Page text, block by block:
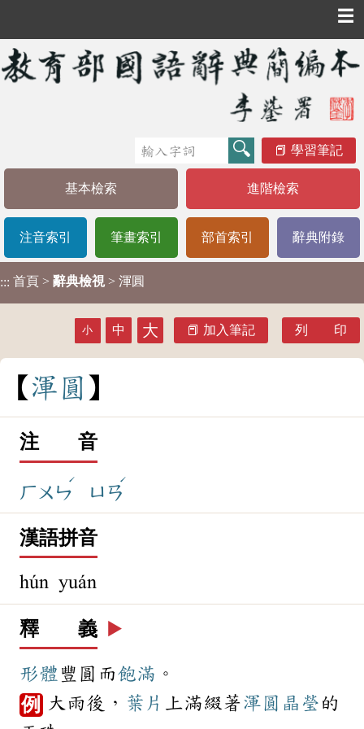
☰
學習筆記
基本檢索 進階檢索
注音索引 筆畫索引 部首索引 辭典附錄
::: 首頁 > 辭典檢視 > 渾圓
小 中 大 加入筆記 列 印
渾 圓
注 音
ㄏㄨㄣ
ˊ
ㄩㄢ
ˊ
漢語拼音
hún yuán
釋 義 ▶️
形體 豐圓而飽滿 。
例 大雨後， 葉片 上滿綴著渾圓 晶瑩 的